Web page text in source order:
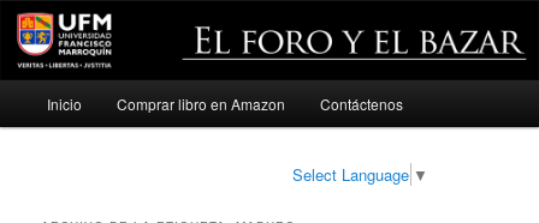
Ir
Ir
Inicio Comprar libro en Amazon Contáctenos
Select Language ▼